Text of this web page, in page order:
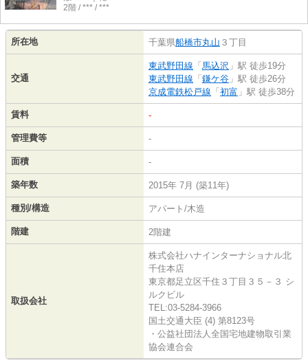
2階 / *** / ***
所在地 千葉県船橋市丸山 ３丁目
交通
東武野田線 「馬込沢 」駅 徒歩19分
東武野田線 「鎌ケ谷 」駅 徒歩26分
京成電鉄松戸線 「初富 」駅 徒歩38分
賃料 -
管理費等 -
面積 -
築年数 2015年 7月 (築11年)
種別/構造 アパート/木造
階建 2階建
取扱会社
株式会社ハナインターナショナル北
千住本店
東京都足立区千住３丁目３５－３ シ
ルクビル
TEL:03-5284-3966
国土交通大臣 (4) 第8123号
・公益社団法人全国宅地建物取引業
協会連合会